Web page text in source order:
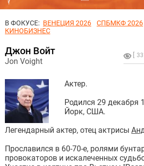
В ФОКУСЕ: ВЕНЕЦИЯ 2026 СПБМКФ 2026
КИНОБИЗНЕС
Джон Войт
Jon Voight
Актер.
Родился 29 декабря
Йорк, США.
Легендарный актер, отец актрисы
Прославился в 60-70-е, ролями
провокаторов и искалеченных